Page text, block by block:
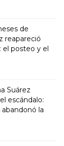
de
reapareció
el posteo y el
Suárez
escándalo:
abandonó la